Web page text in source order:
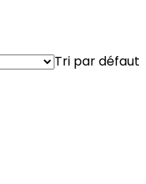
Tri par défaut